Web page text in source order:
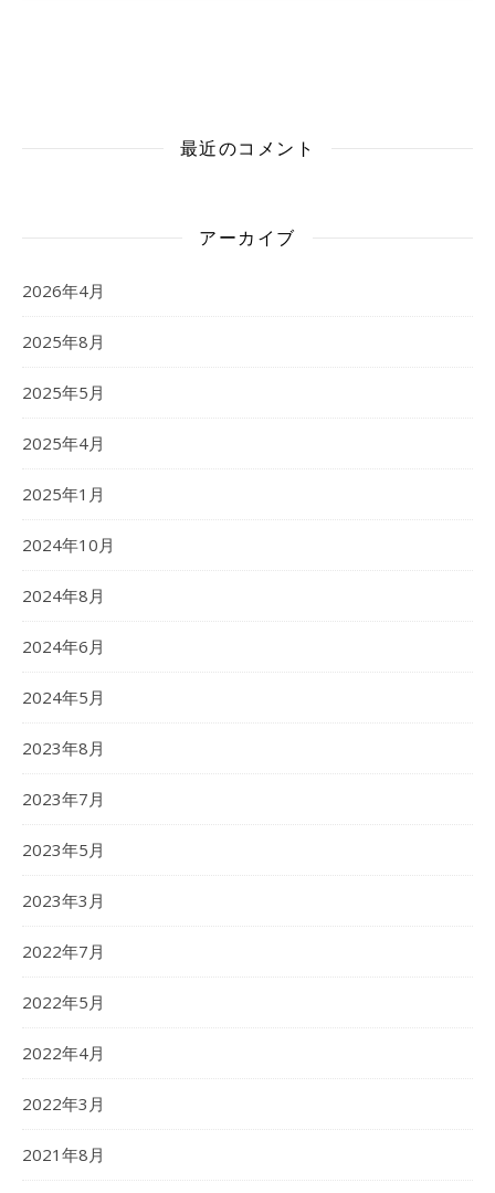
最近のコメント
アーカイブ
2026年4月
2025年8月
2025年5月
2025年4月
2025年1月
2024年10月
2024年8月
2024年6月
2024年5月
2023年8月
2023年7月
2023年5月
2023年3月
2022年7月
2022年5月
2022年4月
2022年3月
2021年8月